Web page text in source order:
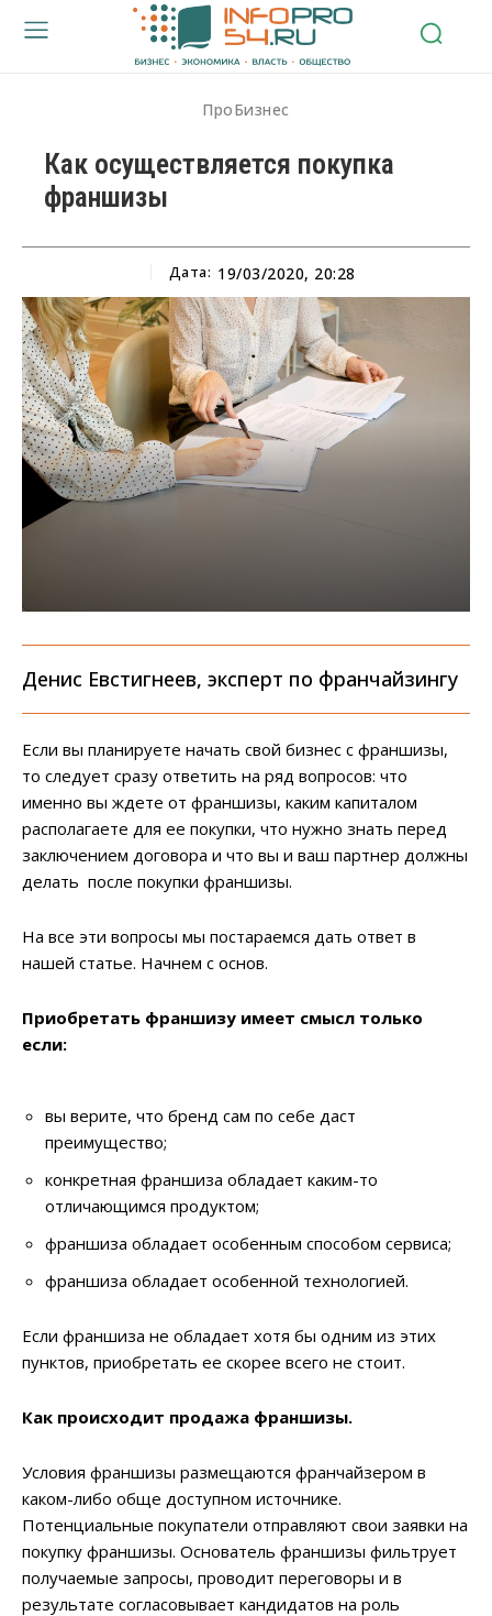
ПроБизнес
Как осуществляется покупка
франшизы
Дата: 19/03/2020, 20:28
Денис Евстигнеев, эксперт по франчайзингу
Если вы планируете начать свой бизнес с франшизы,
то следует сразу ответить на ряд вопросов: что
именно вы ждете от франшизы, каким капиталом
располагаете для ее покупки, что нужно знать перед
заключением договора и что вы и ваш партнер должны
делать после покупки франшизы.
На все эти вопросы мы постараемся дать ответ в
нашей статье. Начнем с основ.
Приобретать франшизу имеет смысл только
если:
вы верите, что бренд сам по себе даст
преимущество;
конкретная франшиза обладает каким-то
отличающимся продуктом;
франшиза обладает особенным способом сервиса;
франшиза обладает особенной технологией.
Если франшиза не обладает хотя бы одним из этих
пунктов, приобретать ее скорее всего не стоит.
Как происходит продажа франшизы.
Условия франшизы размещаются франчайзером в
каком-либо обще доступном источнике.
Потенциальные покупатели отправляют свои заявки на
покупку франшизы. Основатель франшизы фильтрует
получаемые запросы, проводит переговоры и в
результате согласовывает кандидатов на роль